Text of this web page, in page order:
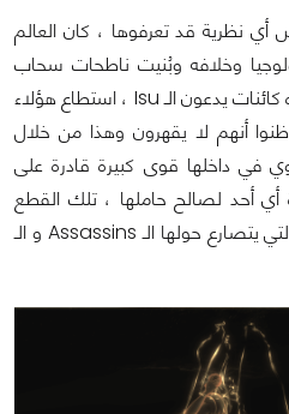
نظرية قد تعرفوها ، كان العالم
وخلافه وبُنيت ناطحات سحاب
عملاقة وعالم ضخم حرفياً يقوده كائنات يدعون الـ Isu ، استطاع هؤلاء
أنهم لا يقهرون وهذا من خلال
في داخلها قوى كبيرة قادرة على
أحد لصالح حاملها ، تلك القطع
تدعى Pieces of Eden وهي التي يتصارع حولها الـ Assassins و الـ